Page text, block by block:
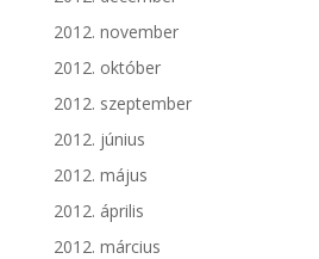
2012. november
2012. október
2012. szeptember
2012. június
2012. május
2012. április
2012. március